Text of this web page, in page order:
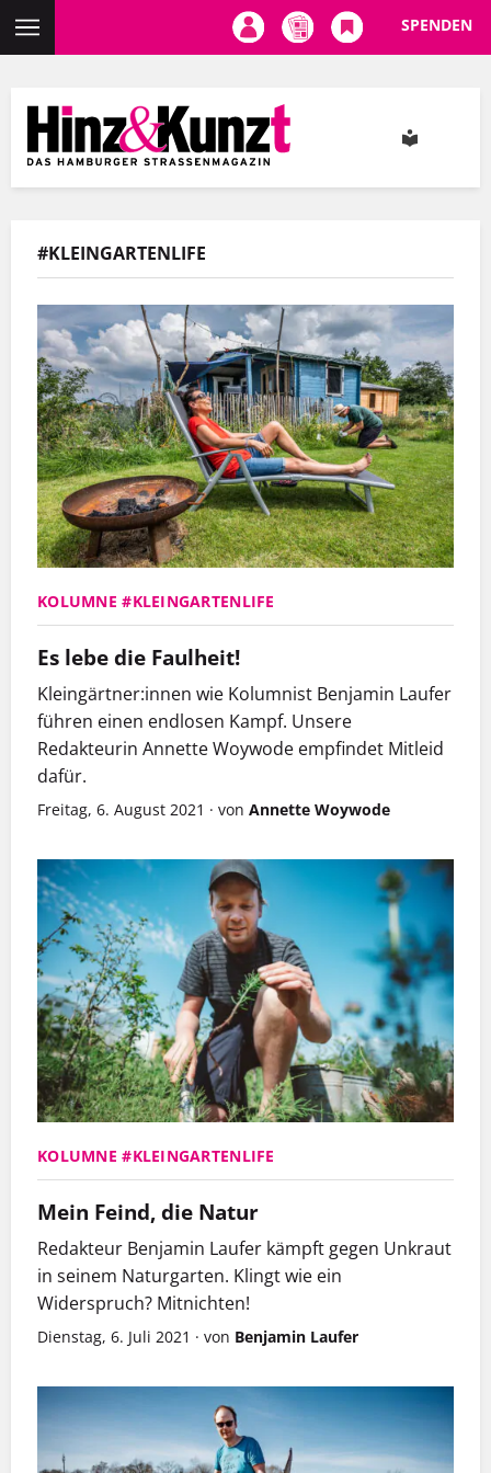
Inhalt
SPENDEN
#KLEINGARTENLIFE
KOLUMNE #KLEINGARTENLIFE
Es lebe die Faulheit!
Kleingärtner:innen wie Kolumnist Benjamin Laufer
führen einen endlosen Kampf. Unsere
Redakteurin Annette Woywode empfindet Mitleid
dafür.
Freitag, 6. August 2021 · von Annette Woywode
KOLUMNE #KLEINGARTENLIFE
Mein Feind, die Natur
Redakteur Benjamin Laufer kämpft gegen Unkraut
in seinem Naturgarten. Klingt wie ein
Widerspruch? Mitnichten!
Dienstag, 6. Juli 2021 · von Benjamin Laufer